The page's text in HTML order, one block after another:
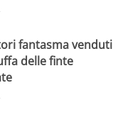
fantasma venduti
delle finte